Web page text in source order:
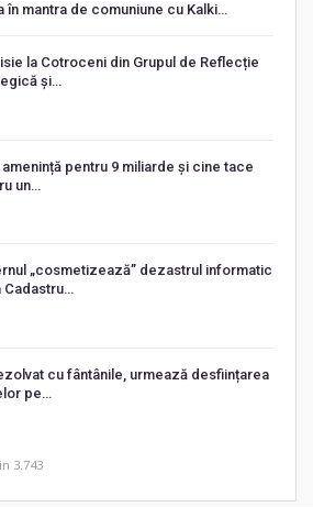
în mantra de comuniune cu Kalki…
la Cotroceni din Grupul de Reflecție
și…
amenință pentru 9 miliarde și cine tace
un…
„cosmetizează” dezastrul informatic
Cadastru…
cu fântânile, urmează desființarea
pe…
3.743